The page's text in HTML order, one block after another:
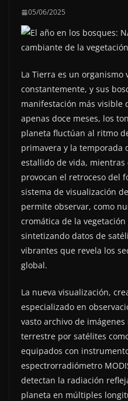
05/06/2025
La Tierra es un
constantemente, y sus
manifestación más visible
apenas doce meses, los
planeta fluctúan al ritmo
primavera y la temporada
estallido de vida,
provocan el retroceso del
sistema de visualización
permite observar, como
cromática de la
sintetizando datos de
vibrantes que revela los
global.
La nueva visualización,
especializado en
vasto archivo de
terrestre por satélites
equipados con
espectrorradiómetro
detectan la radiación
planeta en múltiples